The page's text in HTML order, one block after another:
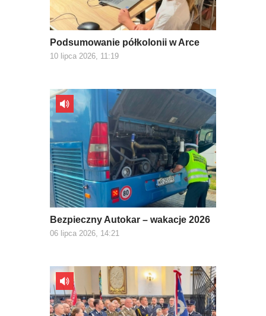
Podsumowanie półkolonii w Arce
10 lipca 2026, 11:19
Bezpieczny Autokar – wakacje 2026
06 lipca 2026, 14:21